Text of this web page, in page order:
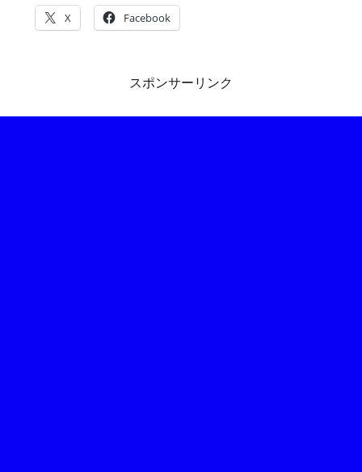
X Facebook
スポンサーリンク